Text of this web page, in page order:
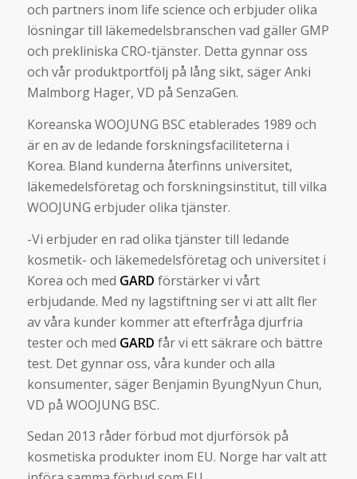
och partners inom life science och erbjuder olika
lösningar till läkemedelsbranschen vad gäller GMP
och prekliniska CRO-tjänster. Detta gynnar oss
och vår produktportfölj på lång sikt, säger Anki
Malmborg Hager, VD på SenzaGen.
Koreanska WOOJUNG BSC etablerades 1989 och
är en av de ledande forskningsfaciliteterna i
Korea. Bland kunderna återfinns universitet,
läkemedelsföretag och forskningsinstitut, till vilka
WOOJUNG erbjuder olika tjänster.
-Vi erbjuder en rad olika tjänster till ledande
kosmetik- och läkemedelsföretag och universitet i
Korea och med GARD förstärker vi vårt
erbjudande. Med ny lagstiftning ser vi att allt fler
av våra kunder kommer att efterfråga djurfria
tester och med GARD får vi ett säkrare och bättre
test. Det gynnar oss, våra kunder och alla
konsumenter, säger Benjamin ByungNyun Chun,
VD på WOOJUNG BSC.
Sedan 2013 råder förbud mot djurförsök på
kosmetiska produkter inom EU. Norge har valt att